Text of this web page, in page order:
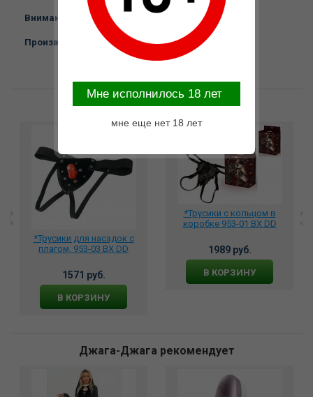
Внимание: в комплект входят только трусики!
Производитель: Lola Games No Mercy
Возможные варианты замены
*Трусики для насадок с
плагом, 953-03 BX DD
1571 руб.
В КОРЗИНУ
*Трусики с кольцом в
коробке 953-01 BX DD
1989 руб.
В КОРЗИНУ
Джага-Джага рекомендует
Mне исполнилось 18 лет
мне еще нет 18 лет